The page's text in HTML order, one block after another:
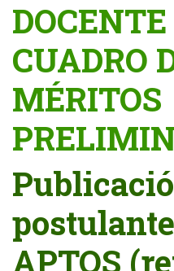
CUADRO
MÉRITOS
APTOS